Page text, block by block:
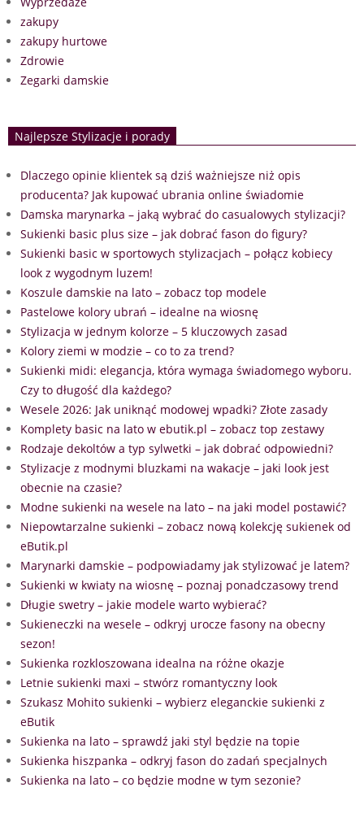
zakupy
zakupy hurtowe
Zdrowie
Zegarki damskie
Najlepsze Stylizacje i porady
Dlaczego opinie klientek są dziś ważniejsze niż opis
producenta? Jak kupować ubrania online świadomie
Damska marynarka – jaką wybrać do casualowych stylizacji?
Sukienki basic plus size – jak dobrać fason do figury?
Sukienki basic w sportowych stylizacjach – połącz kobiecy
look z wygodnym luzem!
Koszule damskie na lato – zobacz top modele
Pastelowe kolory ubrań – idealne na wiosnę
Stylizacja w jednym kolorze – 5 kluczowych zasad
Kolory ziemi w modzie – co to za trend?
Sukienki midi: elegancja, która wymaga świadomego wyboru.
Czy to długość dla każdego?
Wesele 2026: Jak uniknąć modowej wpadki? Złote zasady
Komplety basic na lato w ebutik.pl – zobacz top zestawy
Rodzaje dekoltów a typ sylwetki – jak dobrać odpowiedni?
Stylizacje z modnymi bluzkami na wakacje – jaki look jest
obecnie na czasie?
Modne sukienki na wesele na lato – na jaki model postawić?
Niepowtarzalne sukienki – zobacz nową kolekcję sukienek od
eButik.pl
Marynarki damskie – podpowiadamy jak stylizować je latem?
Sukienki w kwiaty na wiosnę – poznaj ponadczasowy trend
Długie swetry – jakie modele warto wybierać?
Sukieneczki na wesele – odkryj urocze fasony na obecny
sezon!
Sukienka rozkloszowana idealna na różne okazje
Letnie sukienki maxi – stwórz romantyczny look
Szukasz Mohito sukienki – wybierz eleganckie sukienki z
eButik
Sukienka na lato – sprawdź jaki styl będzie na topie
Sukienka hiszpanka – odkryj fason do zadań specjalnych
Sukienka na lato – co będzie modne w tym sezonie?